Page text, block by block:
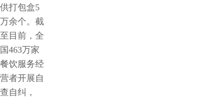
供打包盒5
万余个。截
至目前，全
国463万家
餐饮服务经
营者开展自
查自纠，